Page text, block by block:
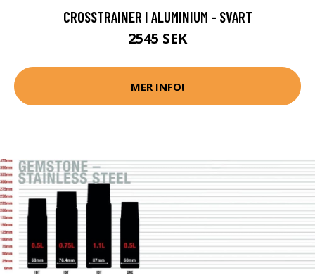
CROSSTRAINER I ALUMINIUM - SVART
2545 SEK
MER INFO!